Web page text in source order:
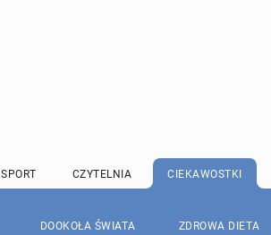
SPORT CZYTELNIA CIEKAWOSTKI
DOOKOŁA ŚWIATA ZDROWA DIETA